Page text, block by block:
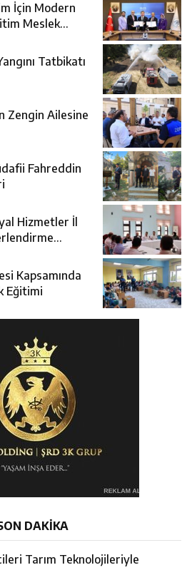
İçin Modern
Meslek
Tatbikatı
Zengin Ailesine
Fahreddin
Hizmetler İl
Kapsamında
Eğitimi
DAKİKA
Tarım Teknolojileriyle